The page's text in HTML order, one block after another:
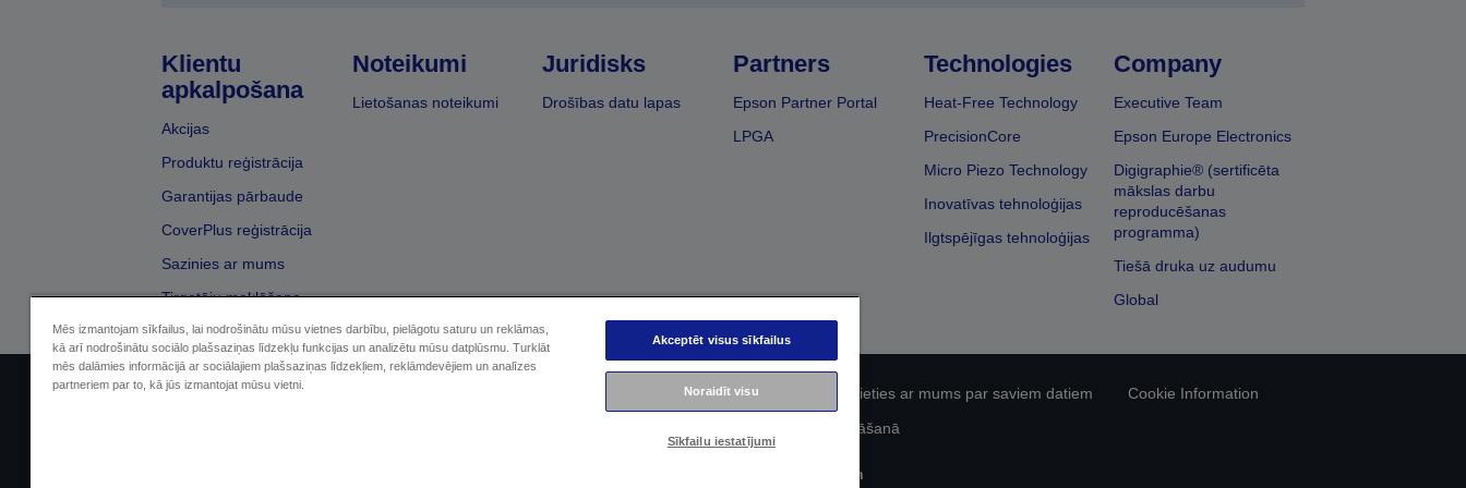
Klientu
apkalpošana
Akcijas
Produktu reģistrācija
Garantijas pārbaude
CoverPlus reģistrācija
Sazinies ar mums
Tirgotāju meklēšana
Noteikumi
Lietošanas noteikumi
Juridisks
Drošības datu lapas
Partners
Epson Partner Portal
LPGA
Technologies
Heat-Free Technology
PrecisionCore
Micro Piezo Technology
Inovatīvas tehnoloģijas
Ilgtspējīgas tehnoloģijas
Company
Executive Team
Epson Europe Electronics
Digigraphie® (sertificēta
mākslas darbu
reproducēšanas
programma)
Tiešā druka uz audumu
Global
Sellers Identification EU Data Act Compliance Sazinieties ar mums par saviem datiem
Cookie Information
Epson apņemšanās pieejamības nodrošināšanā
Autortiesības (c) 2026 Seiko Epson
Mēs izmantojam sīkfailus, lai nodrošinātu mūsu vietnes darbību, pielāgotu saturu un reklāmas,
kā arī nodrošinātu sociālo plašsaziņas līdzekļu funkcijas un analizētu mūsu datplūsmu. Turklāt
mēs dalāmies informācijā ar sociālajiem plašsaziņas līdzekļiem, reklāmdevējiem un analīzes
partneriem par to, kā jūs izmantojat mūsu vietni.
Akceptēt visus sīkfailus
Noraidīt visu
Sīkfailu iestatījumi